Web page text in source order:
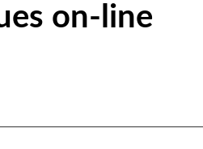
on-line